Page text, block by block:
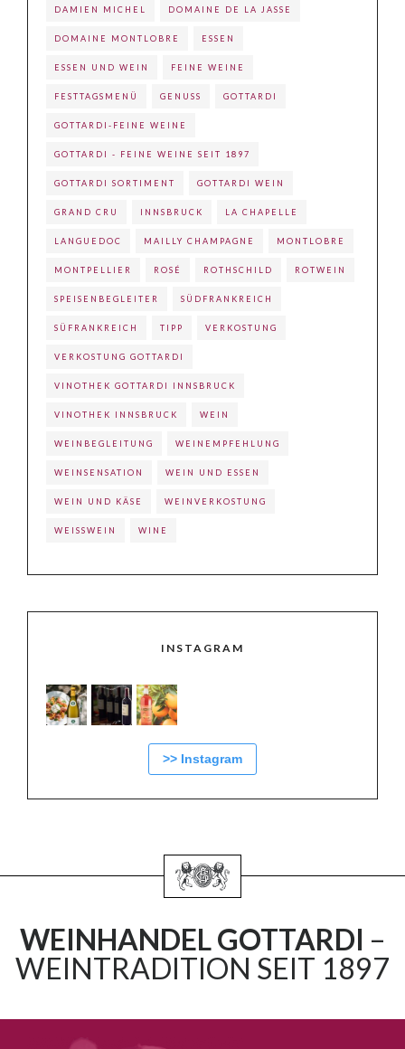
DAMIEN MICHEL DOMAINE DE LA JASSE
DOMAINE MONTLOBRE ESSEN
ESSEN UND WEIN FEINE WEINE
FESTTAGSMENÜ GENUSS GOTTARDI
GOTTARDI-FEINE WEINE
GOTTARDI - FEINE WEINE SEIT 1897
GOTTARDI SORTIMENT GOTTARDI WEIN
GRAND CRU INNSBRUCK LA CHAPELLE
LANGUEDOC MAILLY CHAMPAGNE MONTLOBRE
MONTPELLIER ROSÉ ROTHSCHILD ROTWEIN
SPEISENBEGLEITER SÜDFRANKREICH
SÜFRANKREICH TIPP VERKOSTUNG
VERKOSTUNG GOTTARDI
VINOTHEK GOTTARDI INNSBRUCK
VINOTHEK INNSBRUCK WEIN
WEINBEGLEITUNG WEINEMPFEHLUNG
WEINSENSATION WEIN UND ESSEN
WEIN UND KÄSE WEINVERKOSTUNG
WEISSWEIN WINE
INSTAGRAM
>> Instagram
WEINHANDEL GOTTARDI –
WEINTRADITION SEIT 1897